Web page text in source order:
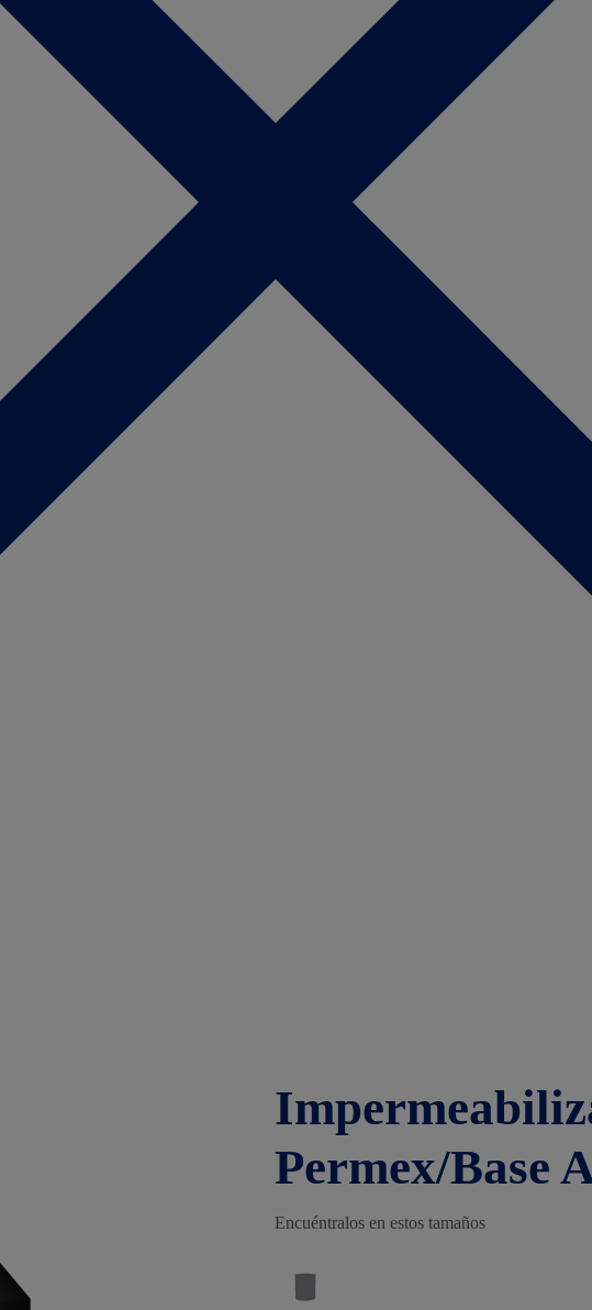
Permex/Base
Encuéntralos en estos tamaños